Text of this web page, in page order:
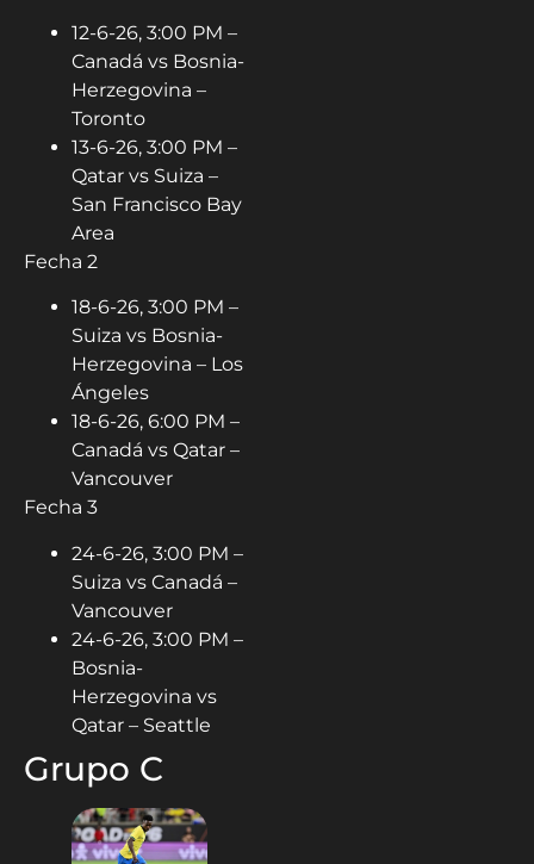
12-6-26, 3:00 PM –
Canadá vs Bosnia-
Herzegovina –
Toronto
13-6-26, 3:00 PM –
Qatar vs Suiza –
San Francisco Bay
Area
Fecha 2
18-6-26, 3:00 PM –
Suiza vs Bosnia-
Herzegovina – Los
Ángeles
18-6-26, 6:00 PM –
Canadá vs Qatar –
Vancouver
Fecha 3
24-6-26, 3:00 PM –
Suiza vs Canadá –
Vancouver
24-6-26, 3:00 PM –
Bosnia-
Herzegovina vs
Qatar – Seattle
Grupo C